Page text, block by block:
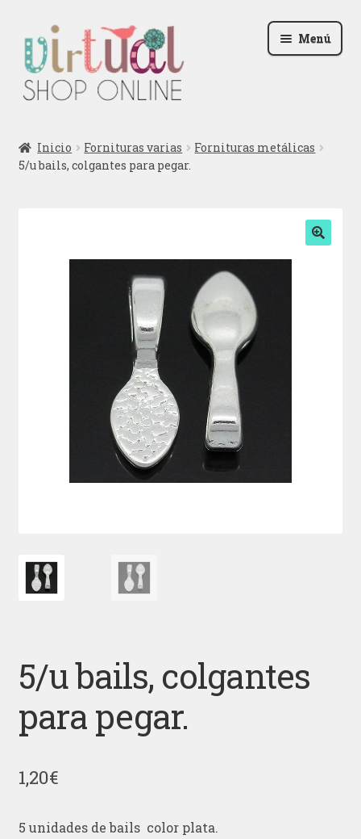
la
navegación
al
contenido
Menú
Podcast
Inicio Fornituras varias
Fornituras metálicas
5/u bails, colgantes para pegar.
5/u bails, colgantes
para pegar.
1,20€
5 unidades de bails color plata.